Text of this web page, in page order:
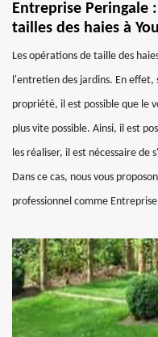
Entreprise Peringale
tailles des haies à
Les opérations de taille des
l'entretien des jardins. En effet,
propriété, il est possible que le
plus vite possible. Ainsi, il est
les réaliser, il est nécessaire de
Dans ce cas, nous vous
professionnel comme